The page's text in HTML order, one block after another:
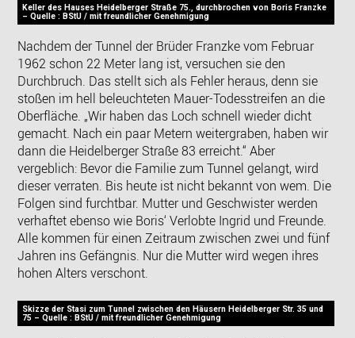
Keller des Hauses Heidelberger Straße 75., durchbrochen von Boris Franzke
– Quelle : BStU / mit freundlicher Genehmigung
Nachdem der Tunnel der Brüder Franzke vom Februar
1962 schon 22 Meter lang ist, versuchen sie den
Durchbruch. Das stellt sich als Fehler heraus, denn sie
stoßen im hell beleuchteten Mauer-Todesstreifen an die
Oberfläche. „Wir haben das Loch schnell wieder dicht
gemacht. Nach ein paar Metern weitergraben, haben wir
dann die Heidelberger Straße 83 erreicht.“ Aber
vergeblich: Bevor die Familie zum Tunnel gelangt, wird
dieser verraten. Bis heute ist nicht bekannt von wem. Die
Folgen sind furchtbar. Mutter und Geschwister werden
verhaftet ebenso wie Boris‘ Verlobte Ingrid und Freunde.
Alle kommen für einen Zeitraum zwischen zwei und fünf
Jahren ins Gefängnis. Nur die Mutter wird wegen ihres
hohen Alters verschont.
Skizze der Stasi zum Tunnel zwischen den Häusern Heidelberger Str. 35 und
75 – Quelle : BStU / mit freundlicher Genehmigung